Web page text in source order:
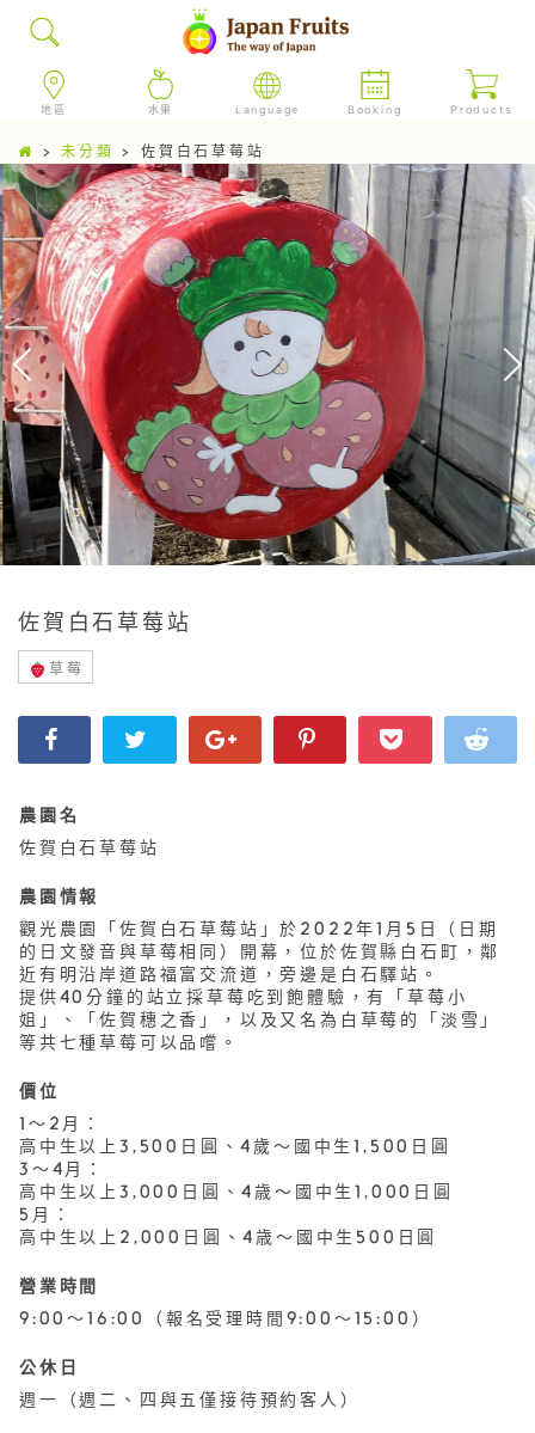
地區 水果 Language Booking Products
>未分類 >佐賀白石草莓站
佐賀白石草莓站
草莓
農園名
佐賀白石草莓站
農園情報
觀光農園「佐賀白石草莓站」於2022年1月5日（日期
的日文發音與草莓相同）開幕，位於佐賀縣白石町，鄰
近有明沿岸道路福富交流道，旁邊是白石驛站。
提供40分鐘的站立採草莓吃到飽體驗，有「草莓小
姐」、「佐賀穗之香」，以及又名為白草莓的「淡雪」
等共七種草莓可以品嚐。
價位
1～2月：
高中生以上3,500日圓、4歲～國中生1,500日圓
3～4月：
高中生以上3,000日圓、4歳～國中生1,000日圓
5月：
高中生以上2,000日圓、4歳～國中生500日圓
營業時間
9:00〜16:00（報名受理時間9:00〜15:00）
公休日
週一（週二、四與五僅接待預約客人）